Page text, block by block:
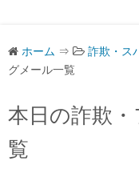
ホーム ⇒ 詐欺・ス
グメール一覧
本日の詐欺
覧